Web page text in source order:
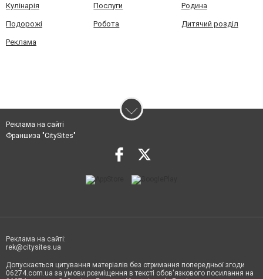
Кулінарія Послуги Родина
Подорожі Робота Дитячий розділ
Реклама
Реклама на сайті
Франшиза "CitySites"
Реклама на сайті:
rek@citysites.ua
Допускається цитування матеріалів без отримання попередньої згоди
06274.com.ua за умови розміщення в тексті обов'язкового посилання на